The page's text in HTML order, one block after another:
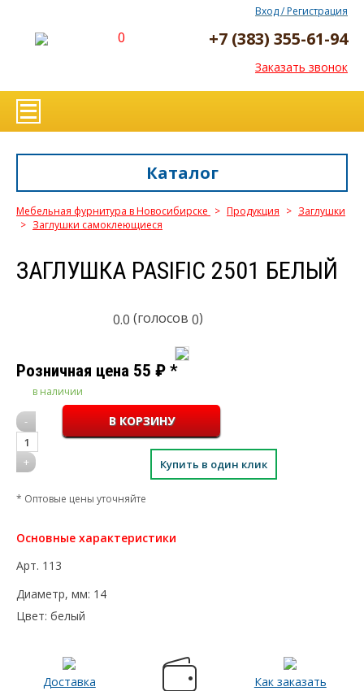
0
Вход / Регистрация
+7 (383) 355-61-94
Заказать звонок
Каталог
Мебельная фурнитура в Новосибирске > Продукция > Заглушки
> Заглушки самоклеющиеся
ЗАГЛУШКА PASIFIC 2501 БЕЛЫЙ
0.0 (голосов 0)
Розничная цена 55 ₽ *
в наличии
-
1
+
Купить в один клик
* Оптовые цены уточняйте
Основные характеристики
Арт. 113
Диаметр, мм: 14
Цвет: белый
Доставка
Как заказать